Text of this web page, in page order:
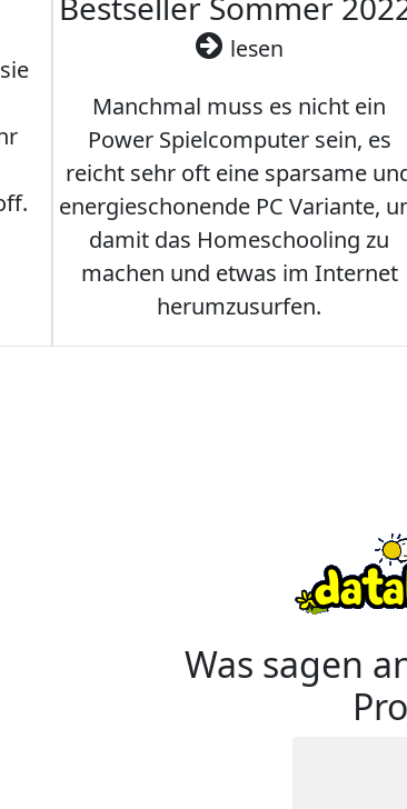
lesen
Manchmal muss es nicht ein
Power Spielcomputer sein, es
reicht sehr oft eine sparsame
energieschonende PC Variante,
damit das Homeschooling zu
machen und etwas im Internet
herumzusurfen.
Was sagen